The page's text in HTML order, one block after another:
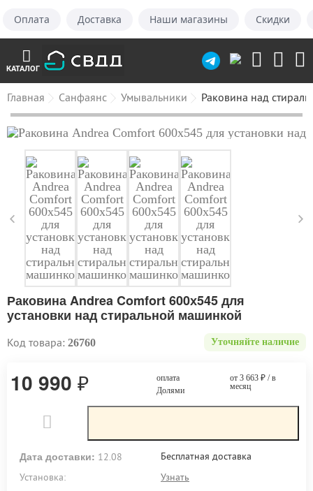
Оплата Доставка Наши магазины Скидки
КАТАЛОГ
Главная Санфаянс Умывальники Раковина над
Раковина Andrea Comfort 600х545 для
установки над стиральной машинкой
Код товара: 26760 Уточняйте наличие
10 990 ₽
оплата
Долями
от 3 663 ₽/ в
месяц
Дата доставки: 12.08
Бесплатная доставка
Установка:
Узнать